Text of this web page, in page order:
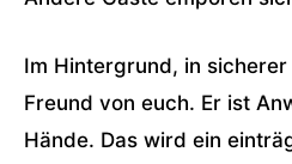
Im Hintergrund, in
Freund von euch. Er ist
Hände. Das wird ein